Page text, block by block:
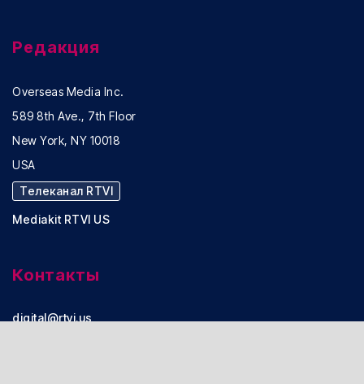
Редакция
Overseas Media Inc.
589 8th Ave., 7th Floor
New York, NY 10018
USA
Телеканал RTVI
Mediakit RTVI US
Контакты
digital@rtvi.us